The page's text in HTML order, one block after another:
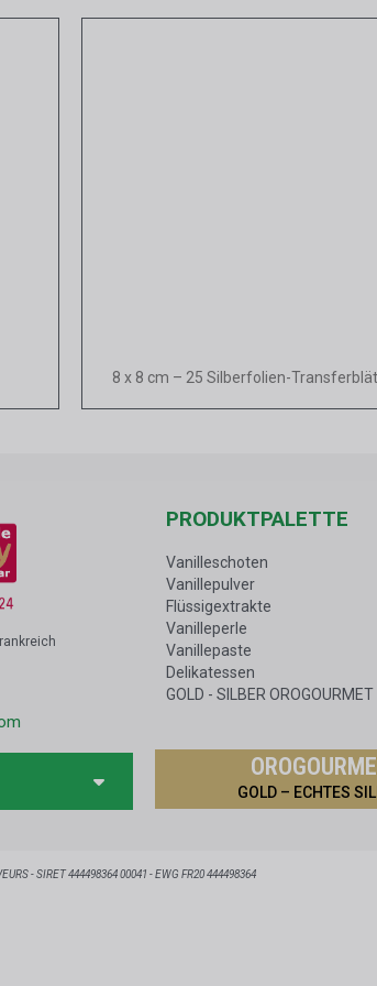
Schnellansicht
8 x 8 cm – 25 Silberfolien-
PRODUKTPALETTE
Vanilleschoten
Vanillepulver
Flüssigextrakte
Vanilleperle
Vanillepaste
Delikatessen
GOLD - SILBER OROGOURMET
GOLD – ECHTES
- SIRET 444498364 00041 - EWG FR20 444498364